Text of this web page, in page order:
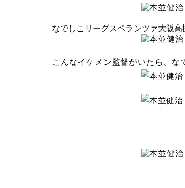
なでしこリーグスペランツァ大阪高
こんなイケメン監督がいたら、な